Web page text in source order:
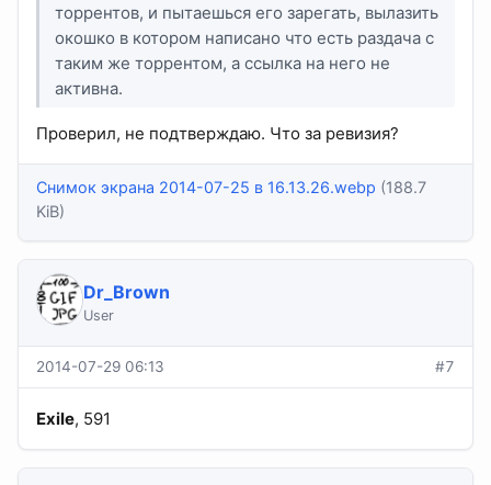
торрентов, и пытаешься его зарегать, вылазить
окошко в котором написано что есть раздача с
таким же торрентом, а ссылка на него не
активна.
Проверил, не подтверждаю. Что за ревизия?
Снимок экрана 2014-07-25 в 16.13.26.webp (188.7
KiB)
Dr_Brown
User
2014-07-29 06:13 #7
Exile, 591